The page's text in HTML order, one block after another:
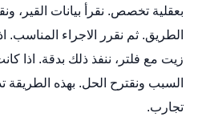
بعقلية تخصص. نقرأ بيانات القير،
الطريق. ثم نقرر الاجراء المناسب.
زيت مع فلتر، ننفذ ذلك بدقة. اذا
السبب ونقترح الحل. بهذه الطريقة
تجارب.